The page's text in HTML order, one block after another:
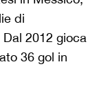
di
2012 gioca
36 gol in